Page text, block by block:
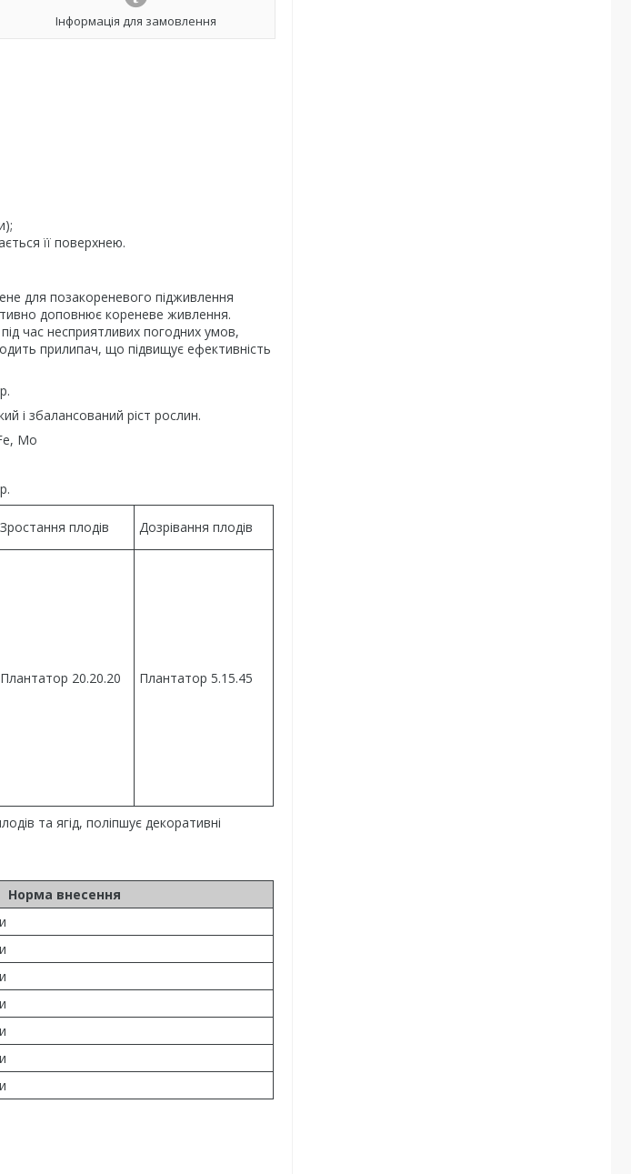
Інформація для замовлення
її поверхнею.
для позакореневого підживлення
доповнює кореневе живлення.
час несприятливих погодних умов,
прилипач, що підвищує ефективність
і збалансований ріст рослин.
Mo
Зростання плодів Дозрівання плодів
Плантатор 20.20.20 Плантатор 5.15.45
та ягід, поліпшує декоративні
Норма внесення